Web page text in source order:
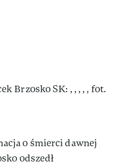
o śmierci dawnej
odszedł